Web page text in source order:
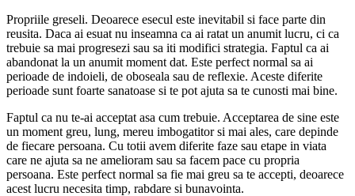
Propriile greseli. Deoarece esecul este inevitabil si face parte din
reusita. Daca ai esuat nu inseamna ca ai ratat un anumit lucru, ci ca
trebuie sa mai progresezi sau sa iti modifici strategia. Faptul ca ai
abandonat la un anumit moment dat. Este perfect normal sa ai
perioade de indoieli, de oboseala sau de reflexie. Aceste diferite
perioade sunt foarte sanatoase si te pot ajuta sa te cunosti mai bine.
Faptul ca nu te-ai acceptat asa cum trebuie. Acceptarea de sine este
un moment greu, lung, mereu imbogatitor si mai ales, care depinde
de fiecare persoana. Cu totii avem diferite faze sau etape in viata
care ne ajuta sa ne amelioram sau sa facem pace cu propria
persoana. Este perfect normal sa fie mai greu sa te accepti, deoarece
acest lucru necesita timp, rabdare si bunavointa.